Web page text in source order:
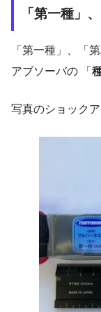
「第一種」
「第一種」、「
アブソーバの 「
写真のショック